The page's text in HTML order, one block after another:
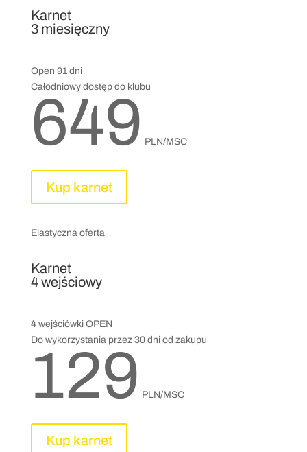
Karnet
3 miesięczny
Open 91 dni
Całodniowy dostęp do klubu
649 PLN/MSC
Kup karnet
Elastyczna oferta
Karnet
4 wejściowy
4 wejściówki OPEN
Do wykorzystania przez 30 dni od zakupu
129 PLN/MSC
Kup karnet